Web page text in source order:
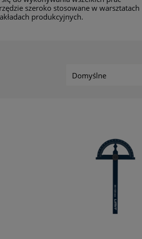
szeroko stosowane w warsztatach
produkcyjnych.